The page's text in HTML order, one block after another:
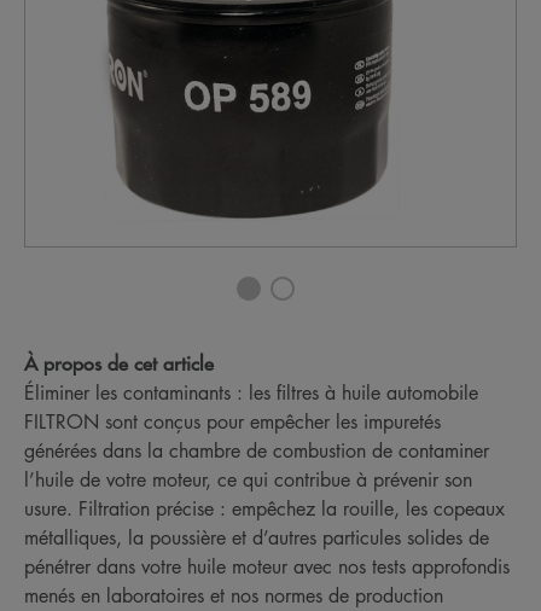
À propos de cet article
Éliminer les contaminants : les filtres à huile automobile
FILTRON sont conçus pour empêcher les impuretés
générées dans la chambre de combustion de contaminer
l’huile de votre moteur, ce qui contribue à prévenir son
usure. Filtration précise : empêchez la rouille, les copeaux
métalliques, la poussière et d’autres particules solides de
pénétrer dans votre huile moteur avec nos tests approfondis
menés en laboratoires et nos normes de production